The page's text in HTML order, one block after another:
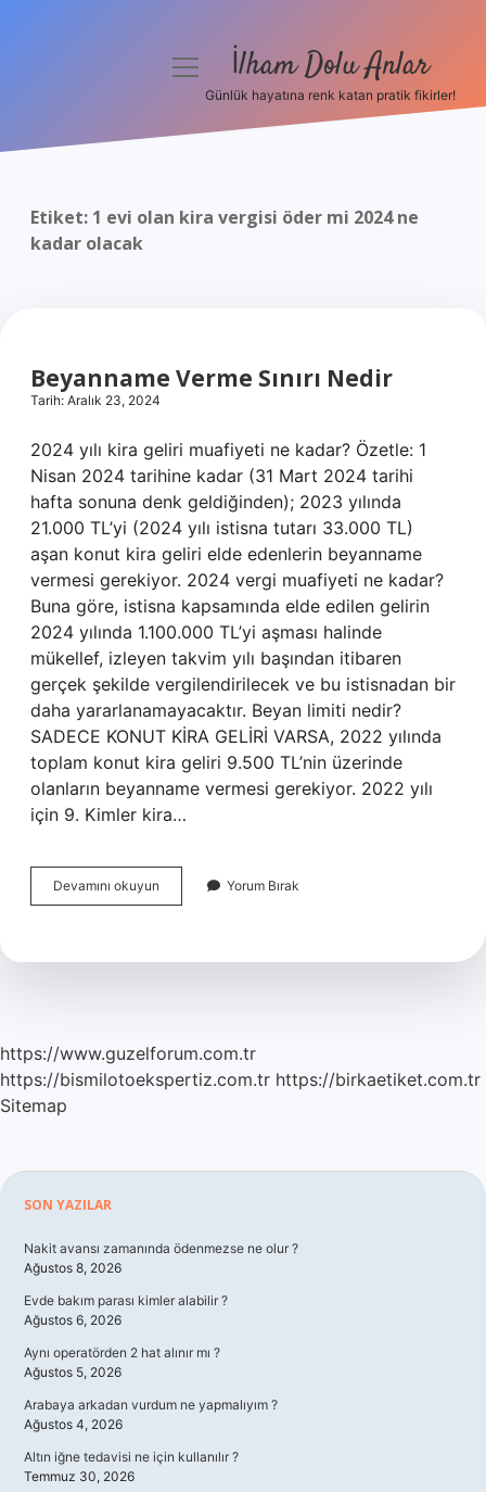
Yasal Uyarı
menüyü İlham Dolu Anlar
Günlük hayatına renk katan pratik fikirler!
Etiket: 1 evi olan kira vergisi öder mi 2024 ne
kadar olacak
Beyanname Verme Sınırı Nedir
Tarih: Aralık 23, 2024
2024 yılı kira geliri muafiyeti ne kadar? Özetle: 1
Nisan 2024 tarihine kadar (31 Mart 2024 tarihi
hafta sonuna denk geldiğinden); 2023 yılında
21.000 TL’yi (2024 yılı istisna tutarı 33.000 TL)
aşan konut kira geliri elde edenlerin beyanname
vermesi gerekiyor. 2024 vergi muafiyeti ne kadar?
Buna göre, istisna kapsamında elde edilen gelirin
2024 yılında 1.100.000 TL’yi aşması halinde
mükellef, izleyen takvim yılı başından itibaren
gerçek şekilde vergilendirilecek ve bu istisnadan bir
daha yararlanamayacaktır. Beyan limiti nedir?
SADECE KONUT KİRA GELİRİ VARSA, 2022 yılında
toplam konut kira geliri 9.500 TL’nin üzerinde
olanların beyanname vermesi gerekiyor. 2022 yılı
için 9. Kimler kira…
Devamını okuyun Beyanname
Verme
Yorum Bırak
https://www.guzelforum.com.tr
https://bismilotoekspertiz.com.tr https://birkaetiket.com.tr
Sitemap
Sidebar
SON YAZILAR
Nakit avansı zamanında ödenmezse ne olur ?
Ağustos 8, 2026
Evde bakım parası kimler alabilir ?
Ağustos 6, 2026
Aynı operatörden 2 hat alınır mı ?
Ağustos 5, 2026
Arabaya arkadan vurdum ne yapmalıyım ?
Ağustos 4, 2026
Altın iğne tedavisi ne için kullanılır ?
Temmuz 30, 2026